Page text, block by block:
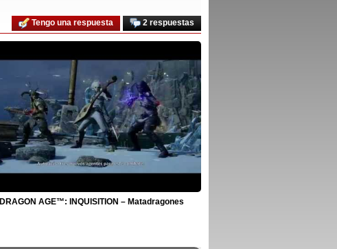
2 respuestas
Tengo una respuesta
DRAGON AGE™: INQUISITION – Matadragones